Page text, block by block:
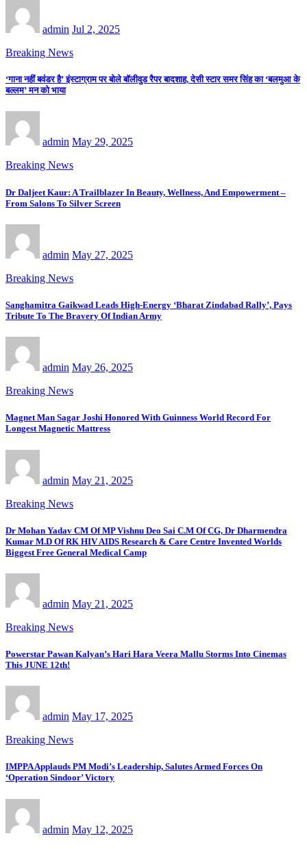
admin Jul 2, 2025
Breaking News
‘गाना नहीं बवंडर है’ इंस्टाग्राम पर बोले बॉलीवुड रैपर बादशाह, देसी स्टार समर सिंह का ‘बलमुआ के
बल्लम’ मन को भाया
admin May 29, 2025
Breaking News
Dr Daljeet Kaur: A Trailblazer In Beauty, Wellness, And Empowerment –
From Salons To Silver Screen
admin May 27, 2025
Breaking News
Sanghamitra Gaikwad Leads High-Energy ‘Bharat Zindabad Rally’, Pays
Tribute To The Bravery Of Indian Army
admin May 26, 2025
Breaking News
Magnet Man Sagar Joshi Honored With Guinness World Record For
Longest Magnetic Mattress
admin May 21, 2025
Breaking News
Dr Mohan Yadav CM Of MP Vishnu Deo Sai C.M Of CG, Dr Dharmendra
Kumar M.D Of RK HIV AIDS Research & Care Centre Invented Worlds
Biggest Free General Medical Camp
admin May 21, 2025
Breaking News
Powerstar Pawan Kalyan’s Hari Hara Veera Mallu Storms Into Cinemas
This JUNE 12th!
admin May 17, 2025
Breaking News
IMPPA Applauds PM Modi’s Leadership, Salutes Armed Forces On
‘Operation Sindoor’ Victory
admin May 12, 2025